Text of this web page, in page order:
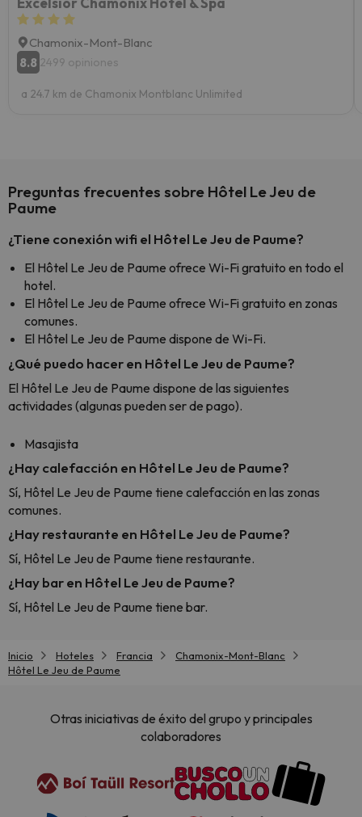
Chamonix-Mont-Blanc
8.8 2499 opiniones
a 24.7 km de Chamonix Montblanc Unlimited
Preguntas frecuentes sobre Hôtel Le Jeu de
Paume
¿Tiene conexión wifi el Hôtel Le Jeu de Paume?
El Hôtel Le Jeu de Paume ofrece Wi-Fi gratuito en todo el
hotel.
El Hôtel Le Jeu de Paume ofrece Wi-Fi gratuito en zonas
comunes.
El Hôtel Le Jeu de Paume dispone de Wi-Fi.
¿Qué puedo hacer en Hôtel Le Jeu de Paume?
El Hôtel Le Jeu de Paume dispone de las siguientes
actividades (algunas pueden ser de pago).
Masajista
¿Hay calefacción en Hôtel Le Jeu de Paume?
Sí, Hôtel Le Jeu de Paume tiene calefacción en las zonas
comunes.
¿Hay restaurante en Hôtel Le Jeu de Paume?
Sí, Hôtel Le Jeu de Paume tiene restaurante.
¿Hay bar en Hôtel Le Jeu de Paume?
Sí, Hôtel Le Jeu de Paume tiene bar.
Inicio Hoteles Francia
Chamonix-Mont-Blanc
Hôtel Le Jeu de Paume
Otras iniciativas de éxito del grupo y principales
colaboradores